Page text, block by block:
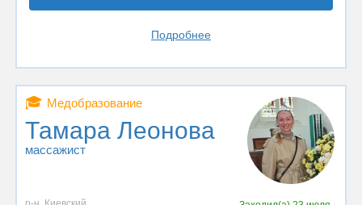
Подробнее
🎓 Медобразование
Тамара Леонова
массажист